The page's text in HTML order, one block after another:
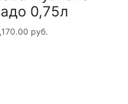
0,75л
руб.